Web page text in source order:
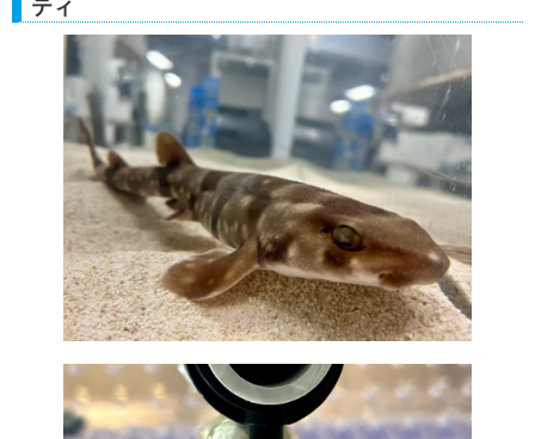
ティ